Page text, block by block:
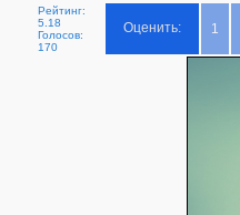
Рейтинг:
5.18
Голосов:
170
Оценить: 1